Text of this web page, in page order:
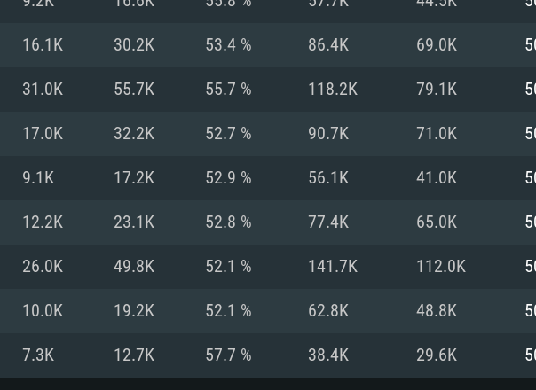
Resolução
superior
Memória: 16 GB ou mais
Placa Gráfica: Placa com
Nvidia GeForce 1060 ou
(Intel Xeon
Metal.
Processador: Core i7 (Intel
Memória: 8 GB
Placa Gráfica: Radeon Vega II
suporte Metal.
Network: Internet de banda
Disco: 60,2 GB
drivers mais
/ equivalentes
mínima
recentes (não mais de 6
AMD (Radeon RX 570) com os
Vulkan.
Network: Internet de banda
Disco: 60,2 GB
16.1K 30.2K 53.4 % 86.4K 69.0K
31.0K 55.7K 55.7 % 118.2K 79.1K
17.0K 32.2K 52.7 % 90.7K 71.0K
9.1K 17.2K 52.9 % 56.1K 41.0K
12.2K 23.1K 52.8 % 77.4K 65.0K
26.0K 49.8K 52.1 % 141.7K 112.0K
10.0K 19.2K 52.1 % 62.8K 48.8K
7.3K 12.7K 57.7 % 38.4K 29.6K